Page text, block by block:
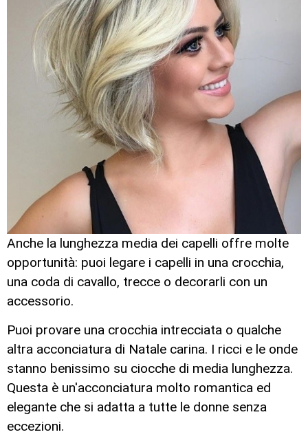
Anche la lunghezza media dei capelli offre molte
opportunità: puoi legare i capelli in una crocchia,
una coda di cavallo, trecce o decorarli con un
accessorio.
Puoi provare una crocchia intrecciata o qualche
altra acconciatura di Natale carina. I ricci e le onde
stanno benissimo su ciocche di media lunghezza.
Questa è un'acconciatura molto romantica ed
elegante che si adatta a tutte le donne senza
eccezioni.